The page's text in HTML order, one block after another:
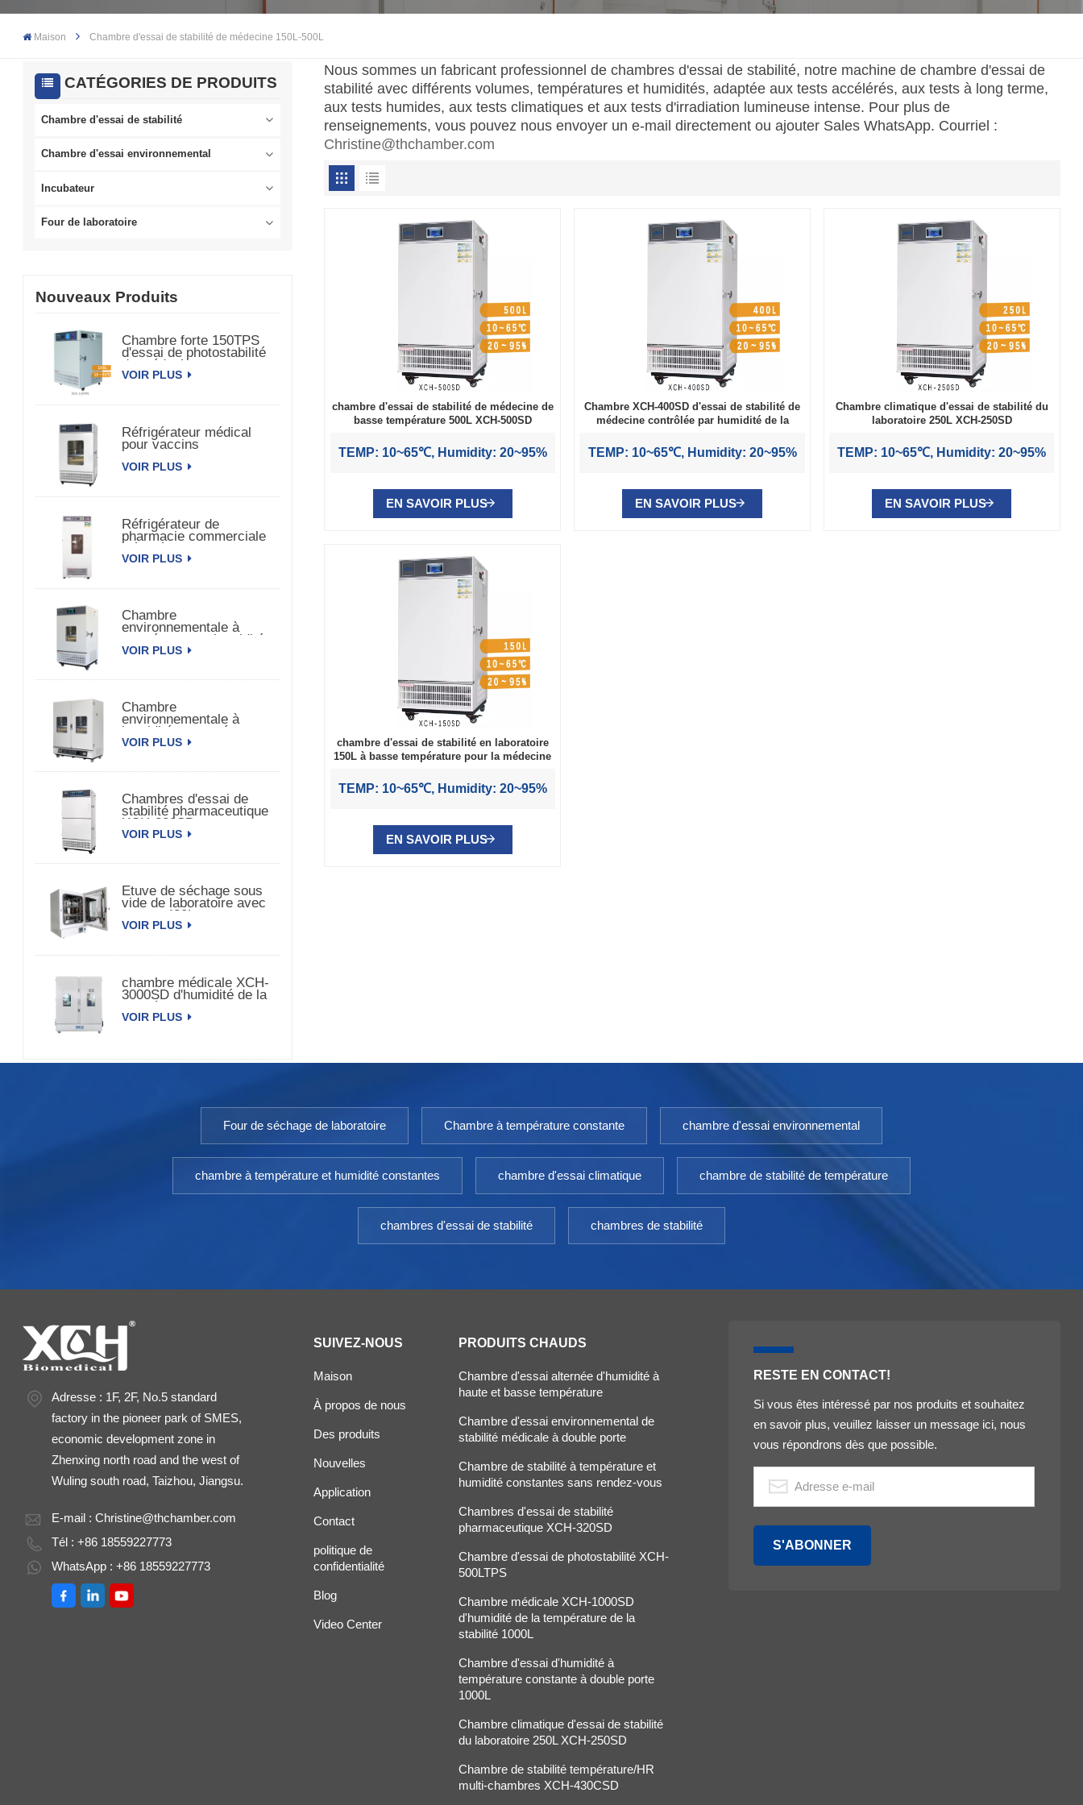
Melayu
Tiếng Việt
Maison Chambre d'essai de stabilité de médecine 150L-500L
CATÉGORIES DE PRODUITS
Chambre d'essai de stabilité
Chambre d'essai environnemental
Incubateur
Four de laboratoire
Nouveaux Produits
Chambre forte 150TPS
d'essai de photostabilité
de médecine
VOIR PLUS
Réfrigérateur médical
pour vaccins
pharmaceutiques
biomédicaux
VOIR PLUS
Réfrigérateur de
pharmacie commerciale
Réfrigérateur de vaccins
pharmaceutiques
VOIR PLUS
Chambre
environnementale à
température et humidité
constantes à porte
VOIR PLUS
Chambre
environnementale à
humidité et température
constante à double porte
VOIR PLUS
Chambres d'essai de
stabilité pharmaceutique
XCH-320SD
VOIR PLUS
Etuve de séchage sous
vide de laboratoire avec
pompe 420L
VOIR PLUS
chambre médicale XCH-
3000SD d'humidité de la
température de la
stabilité 3000L
VOIR PLUS
Nous sommes un fabricant professionnel de chambres d'essai de stabilité, notre machine de chambre d'essai de
stabilité avec différents volumes, températures et humidités, adaptée aux tests accélérés, aux tests à long terme,
aux tests humides, aux tests climatiques et aux tests d'irradiation lumineuse intense. Pour plus de
renseignements, vous pouvez nous envoyer un e-mail directement ou ajouter Sales WhatsApp. Courriel :
Christine@thchamber.com
chambre d'essai de stabilité de médecine de
basse température 500L XCH-500SD
TEMP: 10~65℃, Humidity: 20~95%
EN SAVOIR PLUS
Chambre XCH-400SD d'essai de stabilité de
médecine contrôlée par humidité de la
TEMP: 10~65℃, Humidity: 20~95%
EN SAVOIR PLUS
Chambre climatique d'essai de stabilité du
laboratoire 250L XCH-250SD
TEMP: 10~65℃, Humidity: 20~95%
EN SAVOIR PLUS
chambre d'essai de stabilité en laboratoire
150L à basse température pour la médecine
TEMP: 10~65℃, Humidity: 20~95%
EN SAVOIR PLUS
Four de séchage de laboratoire Chambre à température constante chambre d'essai environnemental
chambre à température et humidité constantes chambre d'essai climatique chambre de stabilité de température
chambres d'essai de stabilité chambres de stabilité
Adresse : 1F, 2F, No.5 standard
factory in the pioneer park of SMES,
economic development zone in
Zhenxing north road and the west of
Wuling south road, Taizhou, Jiangsu.
E-mail :Christine@thchamber.com
Tél : +86 18559227773
WhatsApp : +86 18559227773
SUIVEZ-NOUS
Maison
À propos de nous
Des produits
Nouvelles
Application
Contact
politique de
confidentialité
Blog
Video Center
PRODUITS CHAUDS
Chambre d'essai alternée d'humidité à
haute et basse température
Chambre d'essai environnemental de
stabilité médicale à double porte
Chambre de stabilité à température et
humidité constantes sans rendez-vous
Chambres d'essai de stabilité
pharmaceutique XCH-320SD
Chambre d'essai de photostabilité XCH-
500LTPS
Chambre médicale XCH-1000SD
d'humidité de la température de la
stabilité 1000L
Chambre d'essai d'humidité à
température constante à double porte
1000L
Chambre climatique d'essai de stabilité
du laboratoire 250L XCH-250SD
Chambre de stabilité température/HR
multi-chambres XCH-430CSD
RESTE EN CONTACT!
Si vous êtes intéressé par nos produits et souhaitez
en savoir plus, veuillez laisser un message ici, nous
vous répondrons dès que possible.